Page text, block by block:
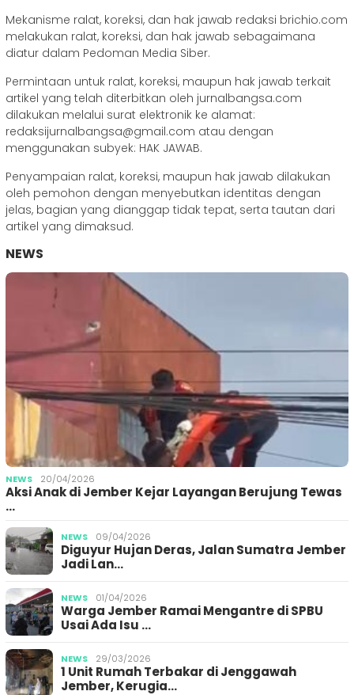
Mekanisme ralat, koreksi, dan hak jawab redaksi brichio.com
melakukan ralat, koreksi, dan hak jawab sebagaimana
diatur dalam Pedoman Media Siber.
Permintaan untuk ralat, koreksi, maupun hak jawab terkait
artikel yang telah diterbitkan oleh jurnalbangsa.com
dilakukan melalui surat elektronik ke alamat:
redaksijurnalbangsa@gmail.com atau dengan
menggunakan subyek: HAK JAWAB.
Penyampaian ralat, koreksi, maupun hak jawab dilakukan
oleh pemohon dengan menyebutkan identitas dengan
jelas, bagian yang dianggap tidak tepat, serta tautan dari
artikel yang dimaksud.
NEWS
NEWS 20/04/2026
Aksi Anak di Jember Kejar Layangan Berujung Tewas
…
NEWS 09/04/2026
Diguyur Hujan Deras, Jalan Sumatra Jember
Jadi Lan…
NEWS 01/04/2026
Warga Jember Ramai Mengantre di SPBU
Usai Ada Isu …
NEWS 29/03/2026
1 Unit Rumah Terbakar di Jenggawah
Jember, Kerugia…